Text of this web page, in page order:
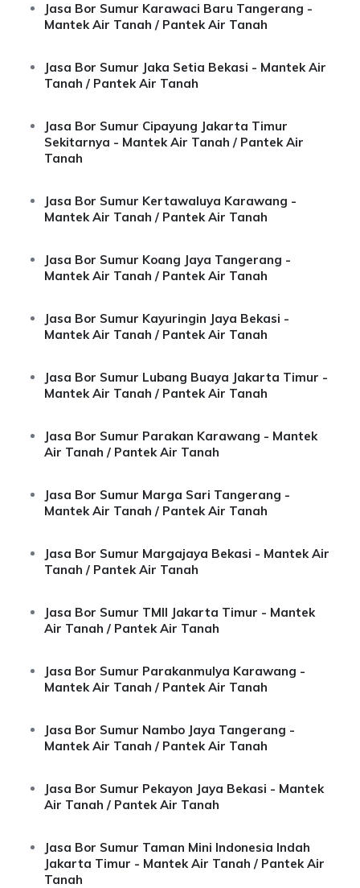
Jasa Bor Sumur Karawaci Baru Tangerang -
Mantek Air Tanah / Pantek Air Tanah
Jasa Bor Sumur Jaka Setia Bekasi - Mantek Air
Tanah / Pantek Air Tanah
Jasa Bor Sumur Cipayung Jakarta Timur
Sekitarnya - Mantek Air Tanah / Pantek Air
Tanah
Jasa Bor Sumur Kertawaluya Karawang -
Mantek Air Tanah / Pantek Air Tanah
Jasa Bor Sumur Koang Jaya Tangerang -
Mantek Air Tanah / Pantek Air Tanah
Jasa Bor Sumur Kayuringin Jaya Bekasi -
Mantek Air Tanah / Pantek Air Tanah
Jasa Bor Sumur Lubang Buaya Jakarta Timur -
Mantek Air Tanah / Pantek Air Tanah
Jasa Bor Sumur Parakan Karawang - Mantek
Air Tanah / Pantek Air Tanah
Jasa Bor Sumur Marga Sari Tangerang -
Mantek Air Tanah / Pantek Air Tanah
Jasa Bor Sumur Margajaya Bekasi - Mantek Air
Tanah / Pantek Air Tanah
Jasa Bor Sumur TMII Jakarta Timur - Mantek
Air Tanah / Pantek Air Tanah
Jasa Bor Sumur Parakanmulya Karawang -
Mantek Air Tanah / Pantek Air Tanah
Jasa Bor Sumur Nambo Jaya Tangerang -
Mantek Air Tanah / Pantek Air Tanah
Jasa Bor Sumur Pekayon Jaya Bekasi - Mantek
Air Tanah / Pantek Air Tanah
Jasa Bor Sumur Taman Mini Indonesia Indah
Jakarta Timur - Mantek Air Tanah / Pantek Air
Tanah